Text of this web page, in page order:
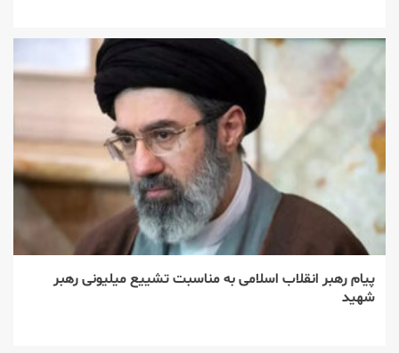
پیام رهبر انقلاب اسلامی به مناسبت تشییع میلیونی رهبر
شهید